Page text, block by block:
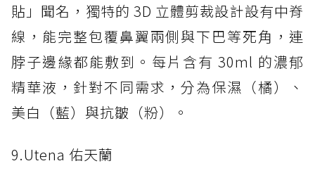
貼」聞名，獨特的 3D 立體剪裁設計設有中脊
線，能完整包覆鼻翼兩側與下巴等死角，連
脖子邊緣都能敷到。每片含有 30ml 的濃郁
精華液，針對不同需求，分為保濕（橘）、
美白（藍）與抗皺（粉）。
9.Utena 佑天蘭